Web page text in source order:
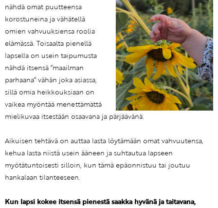
nähdä omat puutteensa
korostuneina ja vähätellä
omien vahvuuksiensa roolia
elämässä. Toisaalta pienellä
lapsella on usein taipumusta
nähdä itsensä ”maailman
parhaana” vähän joka asiassa,
sillä omia heikkouksiaan on
vaikea myöntää menettämättä
mielikuvaa itsestään osaavana ja pärjäävänä.
Aikuisen tehtävä on auttaa lasta löytämään omat vahvuutensa,
kehua lasta niistä usein ääneen ja suhtautua lapseen
myötätuntoisesti silloin, kun tämä epäonnistuu tai joutuu
hankalaan tilanteeseen.
Kun lapsi kokee itsensä pienestä saakka hyvänä ja taitavana,